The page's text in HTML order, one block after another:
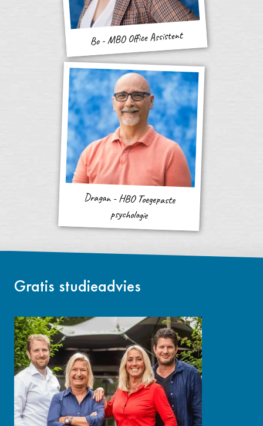
Bo - MBO Office Assistent
Dragan - HBO Toegepaste
psychologie
Gratis studieadvies